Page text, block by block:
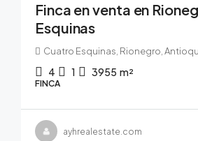
Finca en venta en
Esquinas
Cuatro Esquinas, Rionegro,
4 1 3955 m²
FINCA
ayhrealestate.com